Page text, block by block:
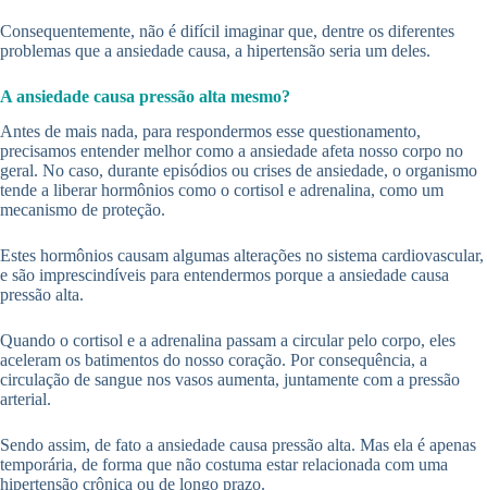
Consequentemente, não é difícil imaginar que, dentre os diferentes
problemas que a ansiedade causa, a hipertensão seria um deles.
A ansiedade causa pressão alta mesmo?
Antes de mais nada, para respondermos esse questionamento,
precisamos entender melhor como a ansiedade afeta nosso corpo no
geral. No caso, durante episódios ou crises de ansiedade, o organismo
tende a liberar hormônios como o cortisol e adrenalina, como um
mecanismo de proteção.
Estes hormônios causam algumas alterações no sistema cardiovascular,
e são imprescindíveis para entendermos porque a ansiedade causa
pressão alta.
Quando o cortisol e a adrenalina passam a circular pelo corpo, eles
aceleram os batimentos do nosso coração. Por consequência, a
circulação de sangue nos vasos aumenta, juntamente com a pressão
arterial.
Sendo assim, de fato a ansiedade causa pressão alta. Mas ela é apenas
temporária, de forma que não costuma estar relacionada com uma
hipertensão crônica ou de longo prazo.